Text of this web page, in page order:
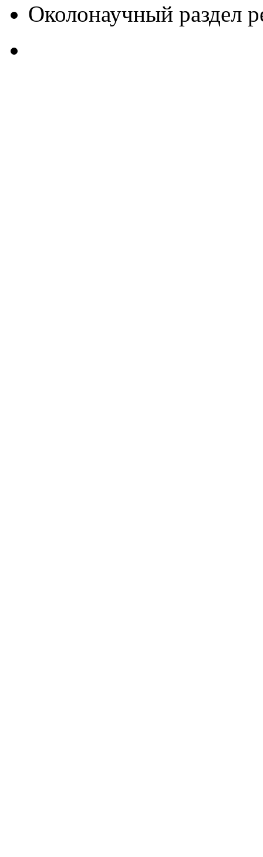
Околонаучный раздел